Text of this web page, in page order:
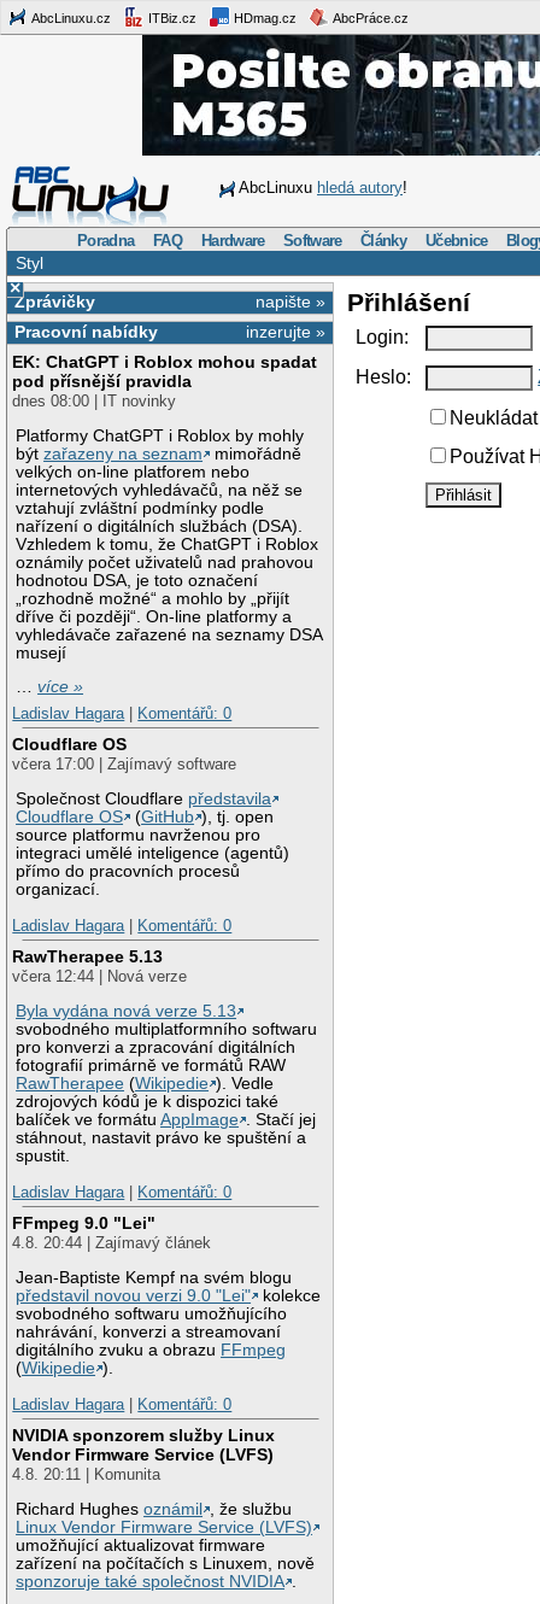
AbcLinuxu.cz ITBiz.cz HDmag.cz AbcPráce.cz
AbcLinuxu hledá autory!
Poradna FAQ Hardware Software Články Učebnice
Styl
×
napište »
Zprávičky
inzerujte »
Pracovní nabídky
EK: ChatGPT i Roblox mohou spadat
pod přísnější pravidla
dnes 08:00 | IT novinky
Platformy ChatGPT i Roblox by mohly
býtzařazeny na seznam
mimořádně
velkých on-line platforem nebo
internetových vyhledávačů, na něž se
vztahují zvláštní podmínky podle
nařízení o digitálních službách (DSA).
Vzhledem k tomu, že ChatGPT i Roblox
oznámily počet uživatelů nad prahovou
hodnotou DSA, je toto označení
„rozhodně možné“ a mohlo by „přijít
dříve či později“. On-line platformy a
vyhledávače zařazené na seznamy DSA
musejí
…více »
Ladislav Hagara
Komentářů: 0
Cloudflare OS
včera 17:00 | Zajímavý software
Společnost Cloudflare představila
Cloudflare OS
(GitHub ), tj. open
source platformu navrženou pro
integraci umělé inteligence (agentů)
přímo do pracovních procesů
organizací.
Ladislav Hagara
Komentářů: 0
RawTherapee 5.13
včera 12:44 | Nová verze
Byla vydána nová verze 5.13
svobodného multiplatformního softwaru
pro konverzi a zpracování digitálních
fotografií primárně ve formátů RAW
RawTherapee (Wikipedie ). Vedle
zdrojových kódů je k dispozici také
balíček ve formátuAppImage . Stačí jej
stáhnout, nastavit právo ke spuštění a
spustit.
Ladislav Hagara
Komentářů: 0
FFmpeg 9.0 "Lei"
4.8. 20:44 | Zajímavý článek
Jean-Baptiste Kempf na svém blogu
představil novou verzi 9.0 "Lei"
kolekce
svobodného softwaru umožňujícího
nahrávání, konverzi a streamovaní
digitálního zvuku a obrazu FFmpeg
(Wikipedie ).
Ladislav Hagara
Komentářů: 0
NVIDIA sponzorem služby Linux
Vendor Firmware Service (LVFS)
4.8. 20:11 | Komunita
Richard Hughesoznámil
, že službu
Linux Vendor Firmware Service (LVFS)
umožňující aktualizovat firmware
zařízení na počítačích s Linuxem, nově
sponzoruje také společnost NVIDIA .
Přihlášení
Login:
Heslo:
Používat